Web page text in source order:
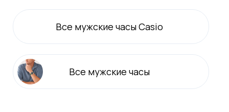
Все мужские часы Casio
Все мужские часы